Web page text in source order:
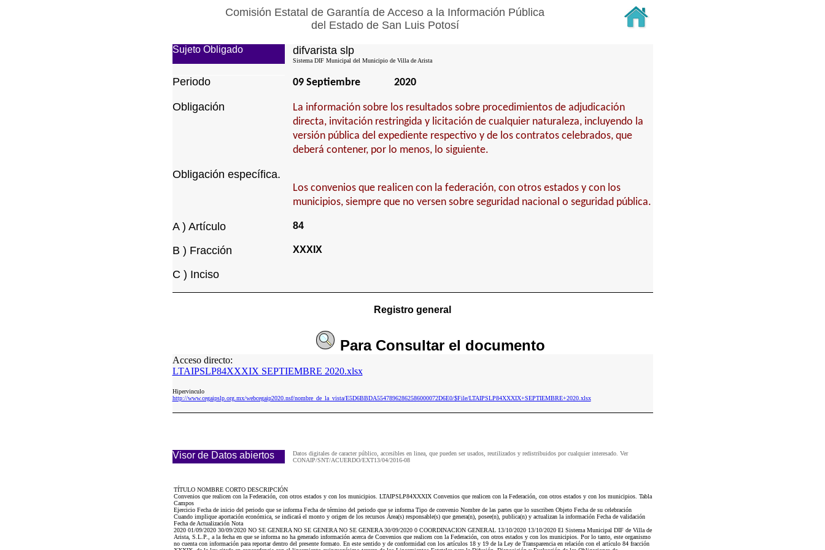
Comisión Estatal de Garantía de Acceso a la Información Pública
del Estado de San Luis Potosí
Sujeto Obligado difvarista slp
Sistema DIF Municipal del Municipio de Villa de Arista
Periodo 09 Septiembre 2020
Obligación
La información sobre los resultados sobre procedimientos de adjudicación
directa, invitación restringida y licitación de cualquier naturaleza, incluyendo la
versión pública del expediente respectivo y de los contratos celebrados, que
deberá contener, por lo menos, lo siguiente.
Obligación específica.
Los convenios que realicen con la federación, con otros estados y con los
municipios, siempre que no versen sobre seguridad nacional o seguridad pública.
A ) Artículo 84
B ) Fracción XXXIX
C ) Inciso
Registro general
Para Consultarel documento
Acceso directo:
LTAIPSLP84XXXIX SEPTIEMBRE 2020.xlsx
Hipervinculo
http://www.cegaipslp.org.mx/webcegaip2020.nsf/nombre_de_la_vista/E5D6BBDA55478962862586000072D6E0/$File/LTAIPSLP84XXXIX+SEPTIEMBRE+2020.xlsx
Visor de Datos abiertos
Datos digitales de caracter público, accesibles en linea, que pueden ser usados, reutilizados y redistribuidos por cualquier interesado. Ver
CONAIP/SNT/ACUERDO/EXT13/04/2016-08
TÍTULO NOMBRE CORTO DESCRIPCIÓN
Convenios que realicen con la Federación, con otros estados y con los municipios. LTAIPSLP84XXXIX Convenios que realicen con la Federación, con otros estados y con los municipios. Tabla
Campos
Ejercicio Fecha de inicio del periodo que se informa Fecha de término del periodo que se informa Tipo de convenio Nombre de las partes que lo suscriben Objeto Fecha de su celebración
Cuando implique aportación económica, se indicará el monto y origen de los recursos Área(s) responsable(s) que genera(n), posee(n), publica(n) y actualizan la información Fecha de validación
Fecha de Actualización Nota
2020 01/09/2020 30/09/2020 NO SE GENERA NO SE GENERA NO SE GENERA 30/09/2020 0 COORDINACION GENERAL 13/10/2020 13/10/2020 El Sistema Municipal DIF de Villa de
Arista, S.L.P., a la fecha en que se informa no ha generado información acerca de Convenios que realicen con la Federación, con otros estados y con los municipios. Por lo tanto, este organismo
no cuenta con información para reportar dentro del presente formato. En este sentido y de conformidad con los artículos 18 y 19 de la Ley de Transparencia en relación con el artículo 84 fracción